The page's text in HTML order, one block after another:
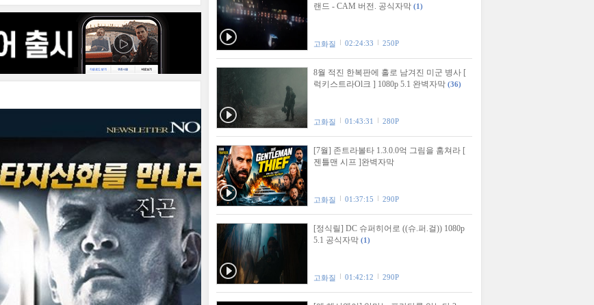
랜드 - CAM 버전. 공식자막 (1)
고화질 02:24:33 250P
8월 적진 한복판에 홀로 남겨진 미군 병사 [
럭키스트라Ol크 ] 1080p 5.1 완벽자막 (36)
고화질 01:43:31 280P
[7월] 존트라볼타 1.3.0.0억 그림을 훔쳐라 [
젠틀맨 시프 ]완벽자막
고화질 01:37:15 290P
[정식릴] DC 슈퍼히어로 ((슈.퍼.걸)) 1080p
5.1 공식자막 (1)
고화질 01:42:12 290P